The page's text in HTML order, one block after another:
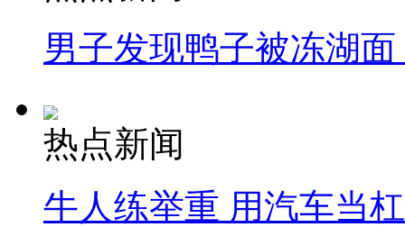
男子发现鸭子被冻湖
热点新闻
牛人练举重 用汽车当